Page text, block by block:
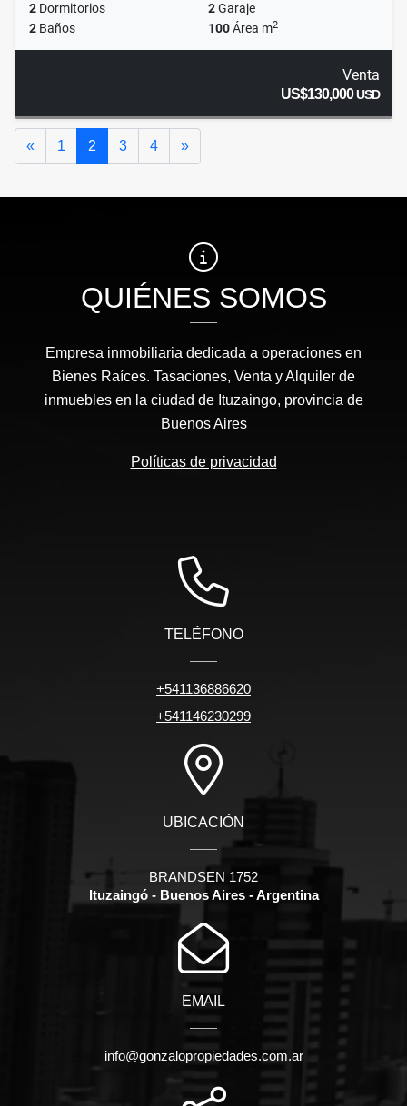
2 Dormitorios 2Garaje
2 Baños 100Área m2
Venta
US$130,000USD
« Anterior
1 2 3 4 »Siguiente
QUIÉNES SOMOS
Empresa inmobiliaria dedicada a operaciones en
Bienes Raíces. Tasaciones, Venta y Alquiler de
inmuebles en la ciudad de Ituzaingo, provincia de
Buenos Aires
Políticas de privacidad
TELÉFONO
+541136886620
+541146230299
UBICACIÓN
BRANDSEN 1752
Ituzaingó - Buenos Aires - Argentina
EMAIL
info@gonzalopropiedades.com.ar